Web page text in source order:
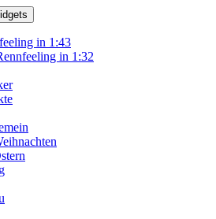
Holz in 1:43
in 1:32